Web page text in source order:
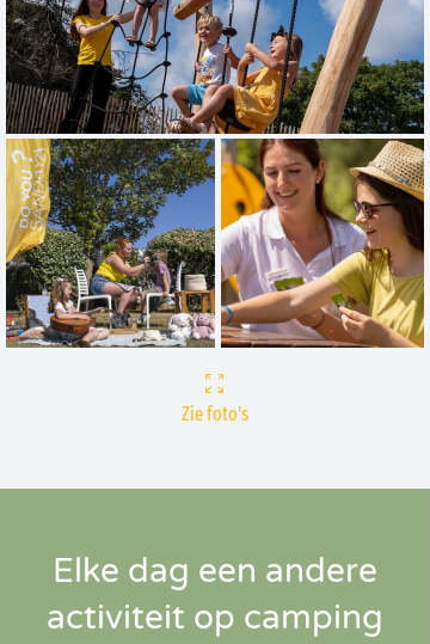
Zie foto's
Elke dag een andere
activiteit op camping